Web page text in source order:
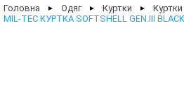
Головна ► Одяг ► Куртки ►
MIL-TEC КУРТКА SOFTSHELL GEN.III